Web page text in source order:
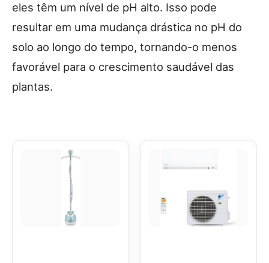
eles têm um nível de pH alto. Isso pode
resultar em uma mudança drástica no pH do
solo ao longo do tempo, tornando-o menos
favorável para o crescimento saudável das
plantas.